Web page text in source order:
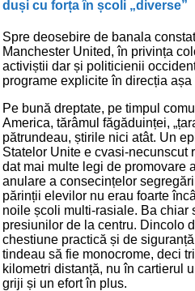
duși cu forța în școli „diverse”
Spre deosebire de banala
Manchester United, în privința
activiștii dar și politicienii
programe explicite în direcția așa
Pe bună dreptate, pe timpul
America, tărâmul făgăduinței,
pătrundeau, știrile nici atât. Un
Statelor Unite e cvasi-necunscut
dat mai multe legi de promovare
anulare a consecințelor
părinții elevilor nu erau foarte
noile școli multi-rasiale. Ba chiar
presiunilor de la centru. Dincolo
chestiune practică și de
tindeau să fie monocrome, deci
kilometri distanță, nu în cartierul
griji și un efort în plus.